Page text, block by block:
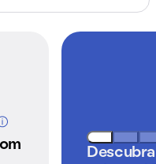
imóveis
pelo